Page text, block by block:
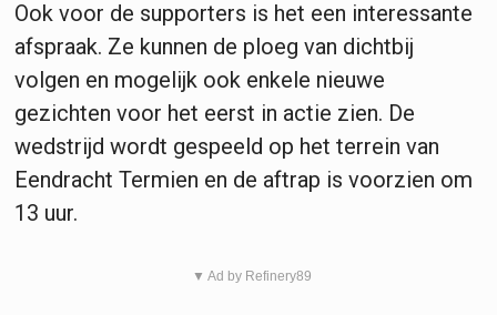
Ook voor de supporters is het een interessante
afspraak. Ze kunnen de ploeg van dichtbij
volgen en mogelijk ook enkele nieuwe
gezichten voor het eerst in actie zien. De
wedstrijd wordt gespeeld op het terrein van
Eendracht Termien en de aftrap is voorzien om
13 uur.
▼ Ad by Refinery89